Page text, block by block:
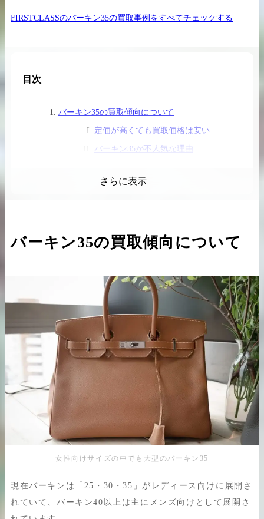
希少なリザード素材のバーキンの買取価格や
高く売るためのポイントを徹底解説
FIRSTCLASSのバーキン35の買取事例をすべてチェックする
目次
バーキン35の買取傾向について
定価が高くても買取価格は安い
バーキン35が不人気な理由
定価以上での買取は難しい
高値がつきやすいカラーや素材
バーキン35でも珍しい品物は高価買取
製造が古いバーキン35は値段がつきづ
バーキン35を少しでも高く売るためのポイント
付属品は必ず揃えて売る
少しでも汚れを取り除いてから査定に
出す
まとめ
さらに表示
バーキン35の買取傾向について
女性向けサイズの中でも大型のバーキン35
現在バーキンは「25・30・35」がレディース向けに展開さ
れていて、バーキン40以上は主にメンズ向けとして展開さ